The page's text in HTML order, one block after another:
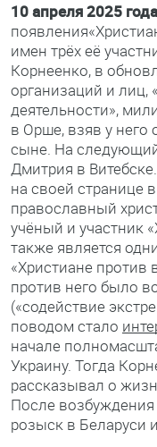
10 апреля 2025 года
имен трёх её
Корнеенко, в
организаций и лиц,
деятельности»,
в Орше, взяв у
сыне. На
Дмитрия в
на своей странице
православный
учёный и участник
также является
«Христиане
против него было
(«содействие
поводом стало
начале
Украину. Тогда
рассказывал о
После
розыск в Беларуси